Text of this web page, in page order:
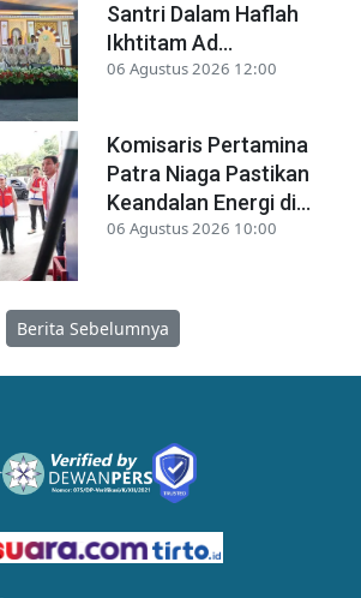
Santri Dalam Haflah
Ikhtitam Ad...
06 Agustus 2026 12:00
Komisaris Pertamina
Patra Niaga Pastikan
Keandalan Energi di...
06 Agustus 2026 10:00
Berita Sebelumnya